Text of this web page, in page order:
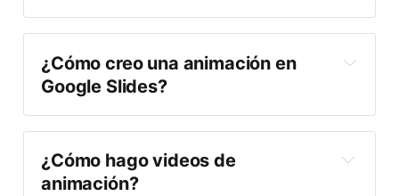
¿Cómo creo una animación en
Google Slides?
¿Cómo hago videos de
animación?